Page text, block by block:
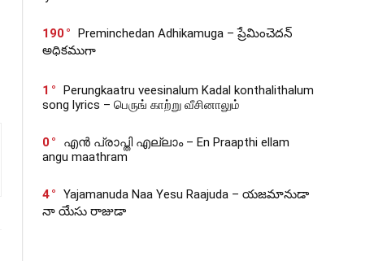
190
Preminchedan Adhikamuga – ప్రేమించెదన్
అధికముగా
1
Perungkaatru veesinalum Kadal konthalithalum
song lyrics – பெருங் காற்று வீசினாலும்
0
എൻ പ്രാപ്തി എല്ലാം – En Praapthi ellam
angu maathram
4
Yajamanuda Naa Yesu Raajuda – యజమానుడా
నా యేసు రాజుడా